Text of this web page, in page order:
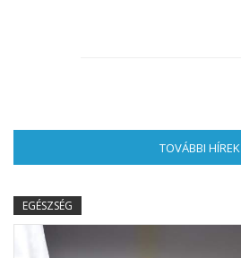
TOVÁBBI HÍREK
EGÉSZSÉG